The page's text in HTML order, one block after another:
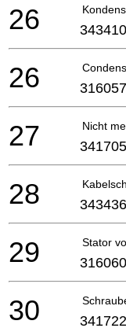
26
26
Nicht
27
28
Stator
29
30